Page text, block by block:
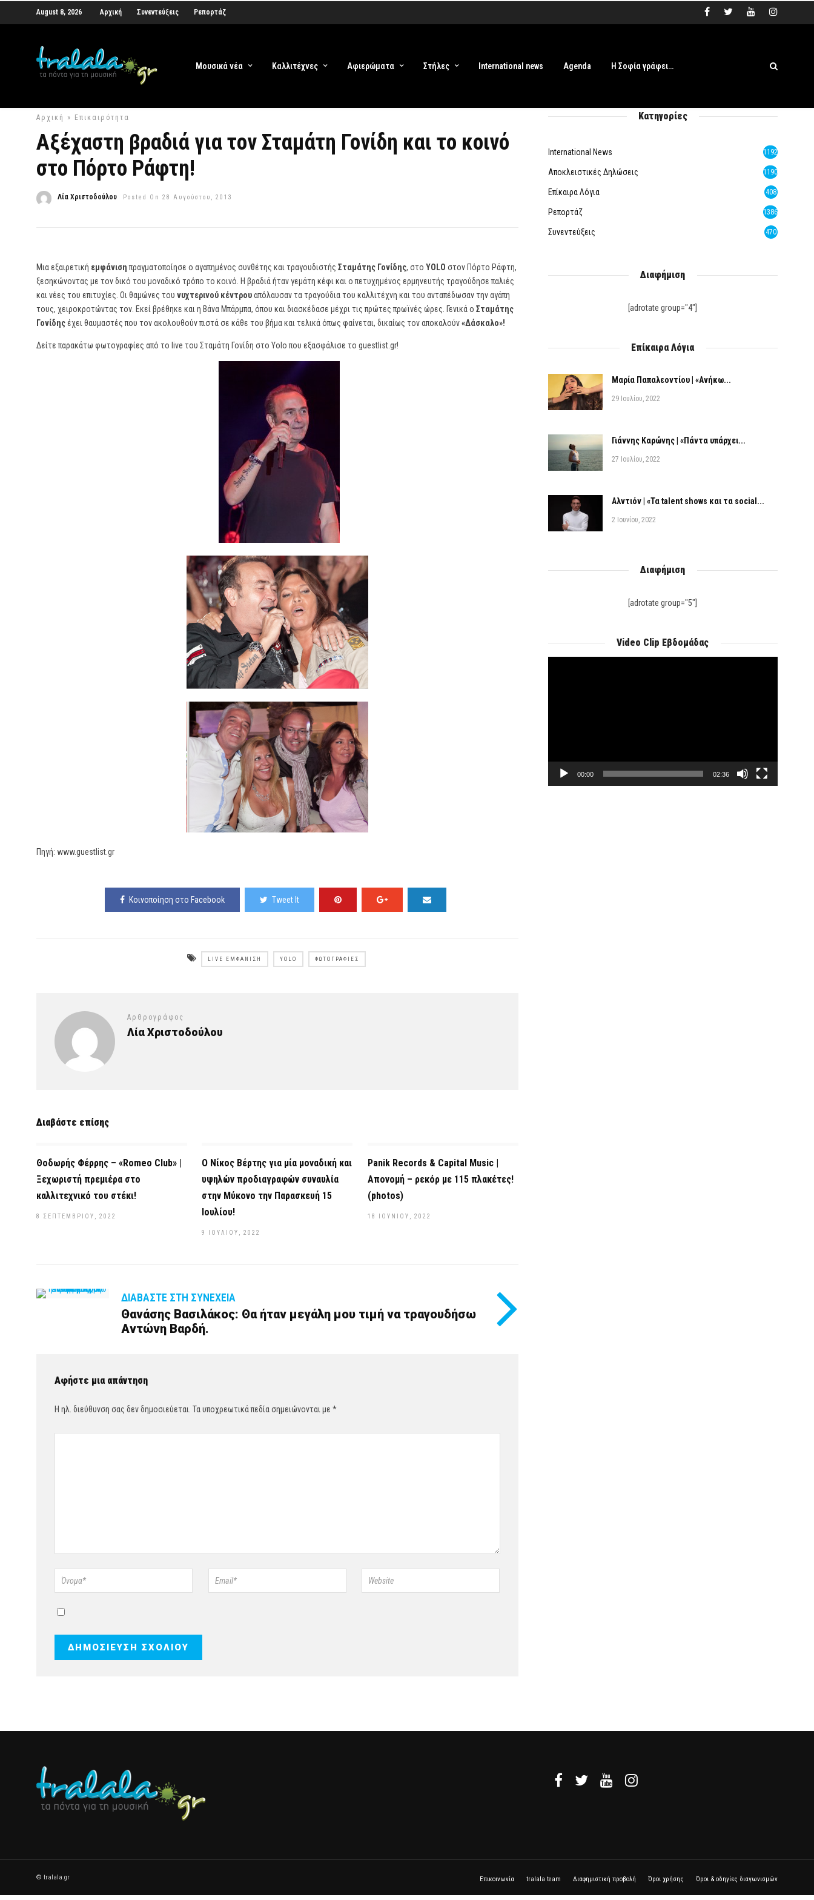
August 8, 2026 Αρχική Συνεντεύξεις Ρεπορτάζ
Μουσικά νέα Καλλιτέχνες Αφιερώματα Στήλες International news Agenda Η Σοφία γράφει…
Αρχική » Επικαιρότητα
Αξέχαστη βραδιά για τον Σταμάτη Γονίδη και το κοινό
στο Πόρτο Ράφτη!
Λία Χριστοδούλου Posted On 28 Αυγούστου, 2013
Μια εξαιρετική εμφάνισηπραγματοποίησε ο αγαπημένος συνθέτης και τραγουδιστής Σταμάτης Γονίδης, στο YOLO στον Πόρτο Ράφτη,
ξεσηκώνοντας με τον δικό του μοναδικό τρόπο το κοινό. Η βραδιά ήταν γεμάτη κέφι και ο πετυχημένος ερμηνευτής τραγούδησε παλιές
και νέες του επιτυχίες. Οι θαμώνες του νυχτερινού κέντρουαπόλαυσαν τα τραγούδια του καλλιτέχνη και του ανταπέδωσαν την αγάπη
τους, χειροκροτώντας τον. Εκεί βρέθηκε και η Βάνα Μπάρμπα, όπου και διασκέδασε μέχρι τις πρώτες πρωϊνές ώρες. Γενικά ο Σταμάτης
Γονίδηςέχει θαυμαστές που τον ακολουθούν πιστά σε κάθε του βήμα και τελικά όπως φαίνεται, δικαίως τον αποκαλούν«Δάσκαλο»!
Δείτε παρακάτω φωτογραφίες από το live του Σταμάτη Γονίδη στο Yoloπου εξασφάλισε το guestlist.gr!
Πηγή: www.guestlist.gr
Κοινοποίηση στο Facebook Tweet It
LIVE ΕΜΦΆΝΙΣΗ YOLO ΦΩΤΟΓΡΑΦΊΕΣ
Αρθρογράφος
Λία Χριστοδούλου
Διαβάστε επίσης
Θοδωρής Φέρρης – «Romeo Club» |
Ξεχωριστή πρεμιέρα στο
καλλιτεχνικό του στέκι!
8 ΣΕΠΤΕΜΒΡΊΟΥ, 2022
Ο Νίκος Βέρτης για μία μοναδική και
υψηλών προδιαγραφών συναυλία
στην Μύκονο την Παρασκευή 15
Ιουλίου!
9 ΙΟΥΛΊΟΥ, 2022
Panik Records & Capital Music |
Απονομή – ρεκόρ με 115 πλακέτες!
(photos)
18 ΙΟΥΝΊΟΥ, 2022
ΔΙΑΒΆΣΤΕ ΣΤΗ ΣΥΝΈΧΕΙΑ
Θανάσης Βασιλάκος: Θα ήταν μεγάλη μου τιμή να τραγουδήσω
Αντώνη Βαρδή.
Αφήστε μια απάντηση
Η ηλ. διεύθυνση σας δεν δημοσιεύεται. Τα υποχρεωτικά πεδία σημειώνονται με *
Κατηγορίες
International News 1192
Αποκλειστικές Δηλώσεις 1190
Επίκαιρα Λόγια 408
Ρεπορτάζ 1386
Συνεντεύξεις 470
Διαφήμιση
[adrotate group="4"]
Επίκαιρα Λόγια
Μαρία Παπαλεοντίου | «Ανήκω...
29 Ιουλίου, 2022
Γιάννης Καρώνης | «Πάντα υπάρχει...
27 Ιουλίου, 2022
Αλντιόν | «Τα talent shows και τα social...
2 Ιουνίου, 2022
Διαφήμιση
[adrotate group="5"]
Video Clip Εβδομάδας
00:00 02:36
Επικοινωνία tralala team Διαφημιστική προβολή Όροι χρήσης Όροι & οδηγίες διαγωνισμών
© tralala.gr